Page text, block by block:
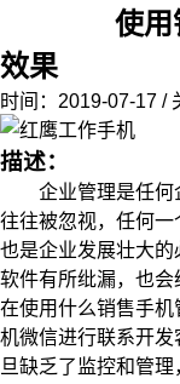
使用
效果
时间：2019-07-17 /
描述：
企业管理是任何
往往被忽视，任何
也是企业发展壮大
软件有所纰漏，也
在使用什么销售手
机微信进行联系开
旦缺乏了监控和管